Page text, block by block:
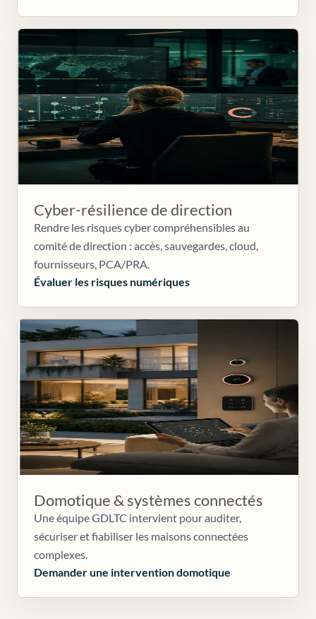
Cyber-résilience de direction
Rendre les risques cyber compréhensibles au
comité de direction : accès, sauvegardes, cloud,
fournisseurs, PCA/PRA.
Évaluer les risques numériques
Domotique & systèmes connectés
Une équipe GDLTC intervient pour auditer,
sécuriser et fiabiliser les maisons connectées
complexes.
Demander une intervention domotique